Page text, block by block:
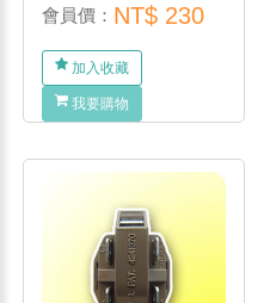
會員價： NT$ 230
加入收藏
我要購物